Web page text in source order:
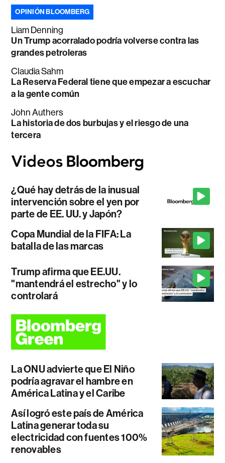
OPINIÓN BLOOMBERG
Liam Denning
Un Trump acorralado podría volverse contra las
grandes petroleras
Claudia Sahm
La Reserva Federal tiene que empezar a escuchar
a la gente común
John Authers
La historia de dos burbujas y el riesgo de una
tercera
¿Qué hay detrás de la inusual
intervención sobre el yen por
parte de EE. UU. y Japón?
Copa Mundial de la FIFA: La
batalla de las marcas
Trump afirma que EE.UU.
"mantendrá el estrecho" y lo
controlará
La ONU advierte que El Niño
podría agravar el hambre en
América Latina y el Caribe
Así logró este país de América
Latina generar toda su
electricidad con fuentes 100%
renovables